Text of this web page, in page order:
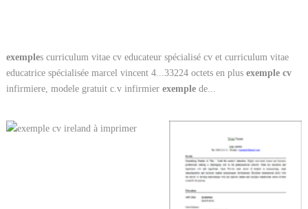
exemples curriculum vitae cv educateur spécialisé cv et curriculum vitae
educatrice spécialisée marcel vincent 4...33224 octets en plus exemple cv
infirmiere, modele gratuit c.v infirmier exemplede...